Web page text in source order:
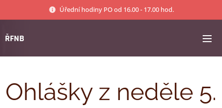
Úřední hodiny PO od 16.00 - 17.00 hod.
ŘFNB
Ohlášky z neděle 5.